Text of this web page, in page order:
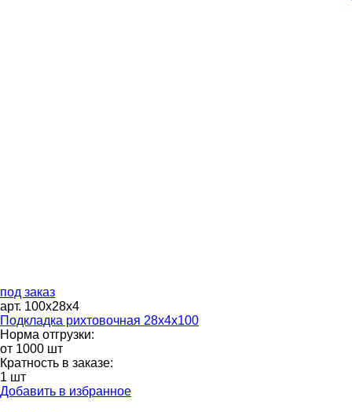
под заказ
арт. 100х28х4
Подкладка рихтовочная 28х4х100
Норма отгрузки:
от 1000 шт
Кратность в заказе:
1 шт
Добавить в избранное